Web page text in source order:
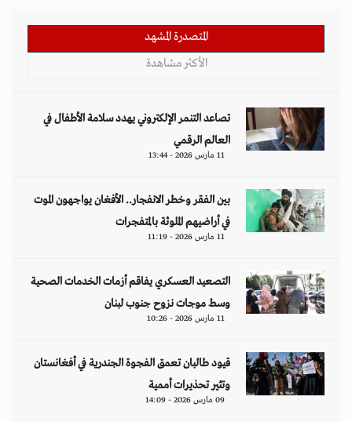
المتصدرة المشهد
الأكثر مشاهدة
تصاعد التنمر الإلكتروني يهدد سلامة الأطفال في
العالم الرقمي
11 مارس 2026 - 13:44
بين الفقر وخطر الانفجار.. الأفغان يواجهون الموت
في أراضيهم الملوثة بالمتفجرات
11 مارس 2026 - 11:19
التصعيد العسكري يفاقم أزمات الخدمات الصحية
وسط موجات نزوح جنوب لبنان
11 مارس 2026 - 10:26
قيود طالبان تعمق الفجوة الجندرية في أفغانستان
وتثير تحذيرات أممية
09 مارس 2026 - 14:09